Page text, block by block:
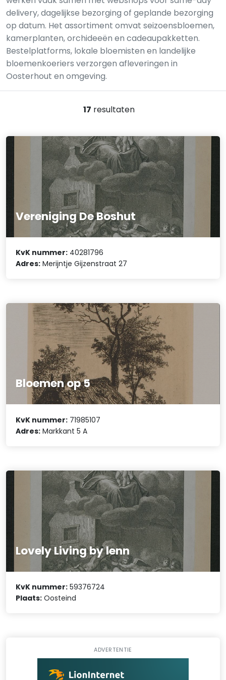
delivery, dagelijkse bezorging of geplande bezorging
op datum. Het assortiment omvat seizoensbloemen,
kamerplanten, orchideeën en cadeaupakketten.
Bestelplatforms, lokale bloemisten en landelijke
bloemenkoeriers verzorgen afleveringen in
Oosterhout en omgeving.
17 resultaten
Vereniging De Boshut
KvK nummer: 40281796
Adres: Merijntje Gijzenstraat 27
Bloemen op 5
KvK nummer: 71985107
Adres: Markkant 5 A
Lovely Living by lenn
KvK nummer: 59376724
Plaats: Oosteind
ADVERTENTIE